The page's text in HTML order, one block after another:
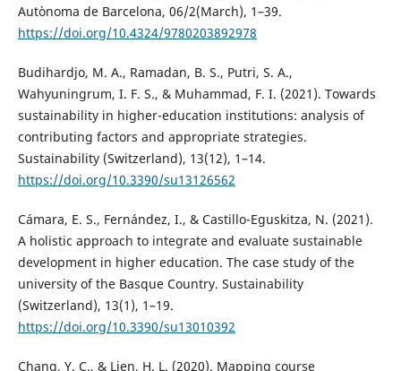
Autònoma de Barcelona, 06/2(March), 1–39.
https://doi.org/10.4324/9780203892978
Budihardjo, M. A., Ramadan, B. S., Putri, S. A.,
Wahyuningrum, I. F. S., & Muhammad, F. I. (2021). Towards
sustainability in higher-education institutions: analysis of
contributing factors and appropriate strategies.
Sustainability (Switzerland), 13(12), 1–14.
https://doi.org/10.3390/su13126562
Cámara, E. S., Fernández, I., & Castillo-Eguskitza, N. (2021).
A holistic approach to integrate and evaluate sustainable
development in higher education. The case study of the
university of the Basque Country. Sustainability
(Switzerland), 13(1), 1–19.
https://doi.org/10.3390/su13010392
Chang, Y. C., & Lien, H. L. (2020). Mapping course